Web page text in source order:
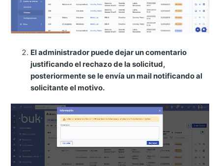
El administrador puede dejar un comentario
justificando el rechazo de la solicitud,
posteriormente se le envía un mail notificando al
solicitante el motivo.